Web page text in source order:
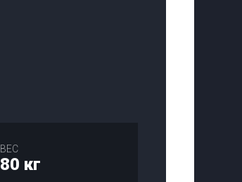
ВЕС
80 кг